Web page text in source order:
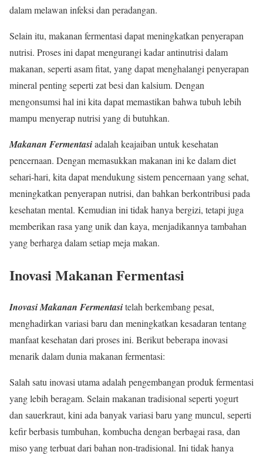
dalam melawan infeksi dan peradangan.
Selain itu, makanan fermentasi dapat meningkatkan penyerapan
nutrisi. Proses ini dapat mengurangi kadar antinutrisi dalam
makanan, seperti asam fitat, yang dapat menghalangi penyerapan
mineral penting seperti zat besi dan kalsium. Dengan
mengonsumsi hal ini kita dapat memastikan bahwa tubuh lebih
mampu menyerap nutrisi yang di butuhkan.
Makanan Fermentasiadalah keajaiban untuk kesehatan
pencernaan. Dengan memasukkan makanan ini ke dalam diet
sehari-hari, kita dapat mendukung sistem pencernaan yang sehat,
meningkatkan penyerapan nutrisi, dan bahkan berkontribusi pada
kesehatan mental. Kemudian ini tidak hanya bergizi, tetapi juga
memberikan rasa yang unik dan kaya, menjadikannya tambahan
yang berharga dalam setiap meja makan.
Inovasi Makanan Fermentasi
Inovasi Makanan Fermentasitelah berkembang pesat,
menghadirkan variasi baru dan meningkatkan kesadaran tentang
manfaat kesehatan dari proses ini. Berikut beberapa inovasi
menarik dalam dunia makanan fermentasi:
Salah satu inovasi utama adalah pengembangan produk fermentasi
yang lebih beragam. Selain makanan tradisional seperti yogurt
dan sauerkraut, kini ada banyak variasi baru yang muncul, seperti
kefir berbasis tumbuhan, kombucha dengan berbagai rasa, dan
miso yang terbuat dari bahan non-tradisional. Ini tidak hanya